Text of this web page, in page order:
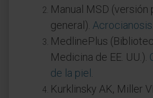
Manual MSD (versión
general). Acrocianosis
MedlinePlus
Medicina de EE. UU.).
de la piel
Kurklinsky AK, Miller